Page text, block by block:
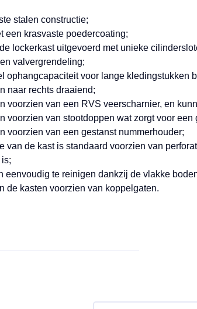
stalen constructie;
een krasvaste poedercoating;
lockerkast uitgevoerd met unieke
valvergrendeling;
ophangcapaciteit voor lange kledingstukken
naar rechts draaiend;
voorzien van een RVS veerscharnier, en
voorzien van stootdoppen wat zorgt voor een
voorzien van een gestanst nummerhouder;
van de kast is standaard voorzien van
eenvoudig te reinigen dankzij de vlakke
de kasten voorzien van koppelgaten.